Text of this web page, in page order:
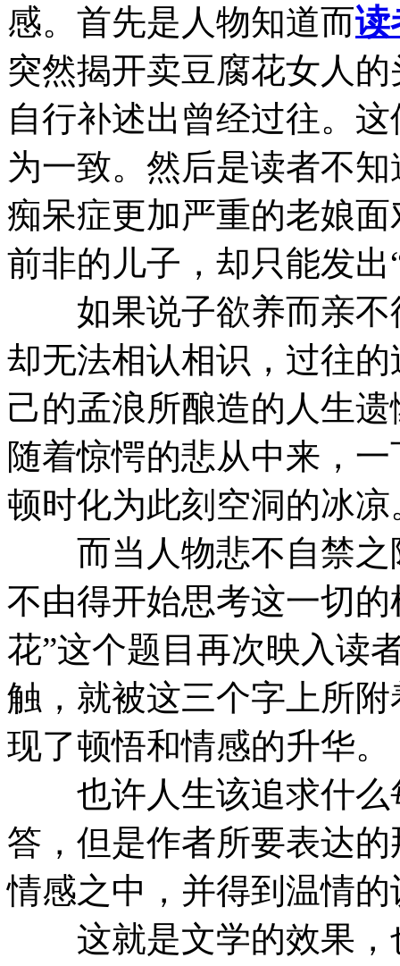
感。首先是人物知道而读
突然揭开卖豆腐花女人
自行补述出曾经过往。
为一致。然后是读者不
痴呆症更加严重的老娘
前非的儿子，却只能发出
如果说子欲养而亲不
却无法相认相识，过往
己的孟浪所酿造的人生
随着惊愕的悲从中来，
顿时化为此刻空洞的冰凉
而当人物悲不自禁之
不由得开始思考这一切
花”这个题目再次映入读
触，就被这三个字上所
现了顿悟和情感的升华。
也许人生该追求什么
答，但是作者所要表达
情感之中，并得到温情的
这就是文学的效果，